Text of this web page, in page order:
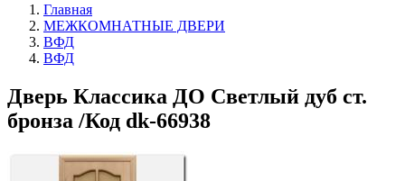
Главная
МЕЖКОМНАТНЫЕ ДВЕРИ
ВФД
ВФД
Дверь Классика ДО Светлый дуб ст.
бронза /Код dk-66938